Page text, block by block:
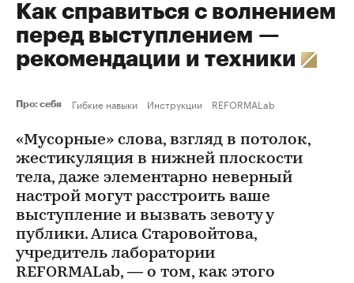
Как справиться с волнением
перед выступлением —
рекомендации и техники
Про: себя Гибкие навыки Инструкции REFORMALab
«Мусорные» слова, взгляд в потолок,
жестикуляция в нижней плоскости
тела, даже элементарно неверный
настрой могут расстроить ваше
выступление и вызвать зевоту у
публики. Алиса Старовойтова,
учредитель лаборатории
REFORMALab, — о том, как этого